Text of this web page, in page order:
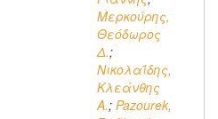
Μερκούρης,
Θεόδωρος
Δ.;
Νικολαΐδης,
Κλεάνθης
A.; Pazourek,